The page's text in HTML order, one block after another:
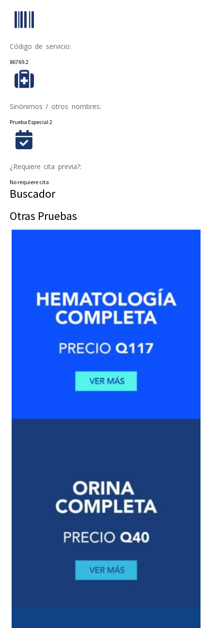
Código de servicio:
86769.2
Sinónimos / otros nombres:
Prueba Especial 2
¿Requiere cita previa?:
No requiere cita
Buscador
Otras Pruebas